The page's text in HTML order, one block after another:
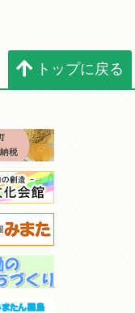
トップに戻る